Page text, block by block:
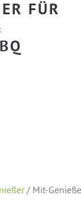
FÜR D
K
/ Mit-